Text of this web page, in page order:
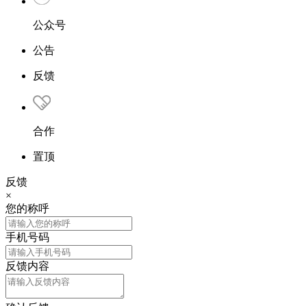
公众号
公告
反馈
合作
置顶
反馈
×
您的称呼
手机号码
反馈内容